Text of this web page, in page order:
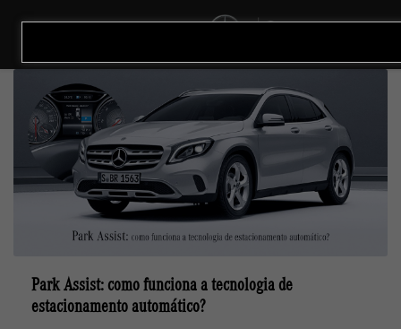
Park Assist: como funciona a tecnologia de
estacionamento automático?